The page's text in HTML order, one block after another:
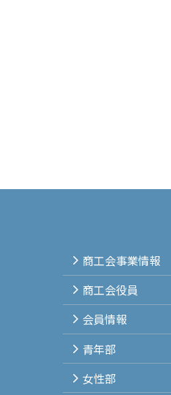
商工会事業情報
商工会役員
会員情報
青年部
女性部